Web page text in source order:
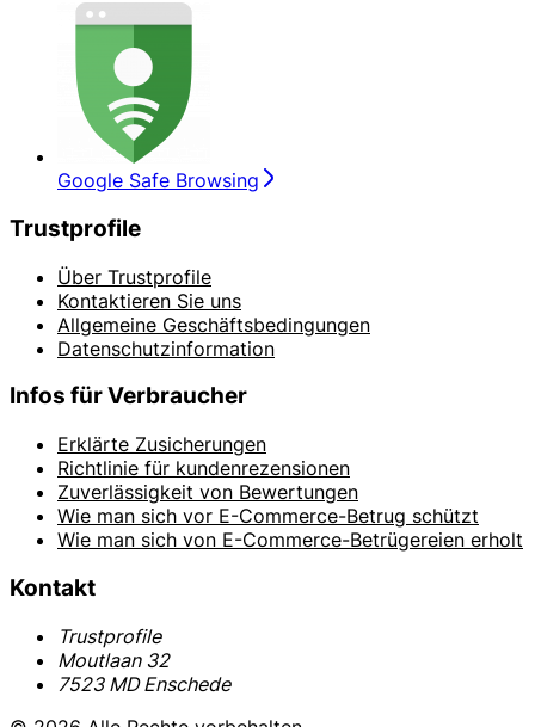
Google Safe Browsing
Trustprofile
Über Trustprofile
Kontaktieren Sie uns
Allgemeine Geschäftsbedingungen
Datenschutzinformation
Infos für Verbraucher
Erklärte Zusicherungen
Richtlinie für kundenrezensionen
Zuverlässigkeit von Bewertungen
Wie man sich vor E-Commerce-Betrug schützt
Wie man sich von E-Commerce-Betrügereien erholt
Kontakt
Trustprofile
Moutlaan 32
7523 MD Enschede